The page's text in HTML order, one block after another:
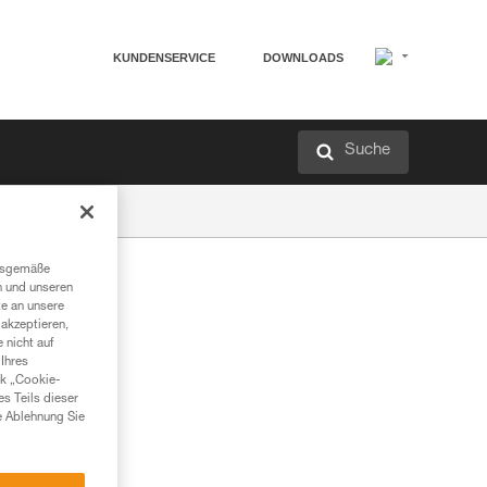
KUNDENSERVICE DOWNLOADS
Suche
und unseren
an unsere
nicht auf
„Cookie-
Teils dieser
Ablehnung Sie